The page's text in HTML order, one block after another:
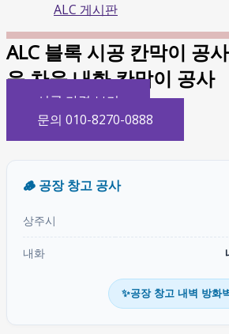
ALC 게시판
ALC 블록 시공 칸막이 공
음 차음 내화 칸막이 공사
시공 가격 보기
문의 010-8270-0888
🪵 공장 창고 공사
상주시
내화
✨공장 창고 내벽 방화벽